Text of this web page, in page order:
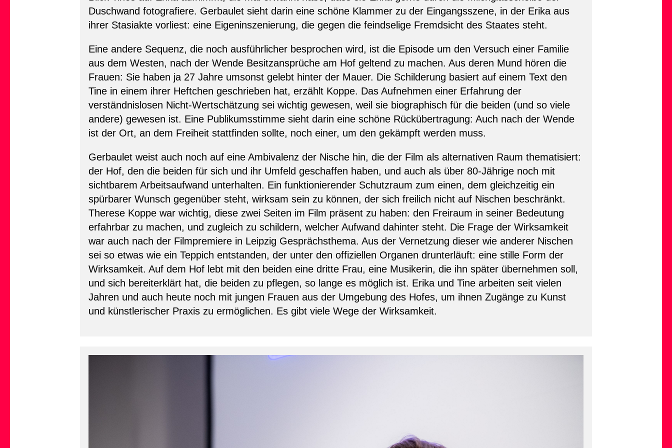
Duschwand fotografiere. Gerbaulet sieht darin eine schöne Klammer zu der Eingangsszene, in der Erika aus
ihrer Stasiakte vorliest: eine Eigeninszenierung, die gegen die feindselige Fremdsicht des Staates steht.
Eine andere Sequenz, die noch ausführlicher besprochen wird, ist die Episode um den Versuch einer Familie
aus dem Westen, nach der Wende Besitzansprüche am Hof geltend zu machen. Aus deren Mund hören die
Frauen: Sie haben ja 27 Jahre umsonst gelebt hinter der Mauer. Die Schilderung basiert auf einem Text den
Tine in einem ihrer Heftchen geschrieben hat, erzählt Koppe. Das Aufnehmen einer Erfahrung der
verständnislosen Nicht-Wertschätzung sei wichtig gewesen, weil sie biographisch für die beiden (und so viele
andere) gewesen ist. Eine Publikumsstimme sieht darin eine schöne Rückübertragung: Auch nach der Wende
ist der Ort, an dem Freiheit stattfinden sollte, noch einer, um den gekämpft werden muss.
Gerbaulet weist auch noch auf eine Ambivalenz der Nische hin, die der Film als alternativen Raum thematisiert:
der Hof, den die beiden für sich und ihr Umfeld geschaffen haben, und auch als über 80-Jährige noch mit
sichtbarem Arbeitsaufwand unterhalten. Ein funktionierender Schutzraum zum einen, dem gleichzeitig ein
spürbarer Wunsch gegenüber steht, wirksam sein zu können, der sich freilich nicht auf Nischen beschränkt.
Therese Koppe war wichtig, diese zwei Seiten im Film präsent zu haben: den Freiraum in seiner Bedeutung
erfahrbar zu machen, und zugleich zu schildern, welcher Aufwand dahinter steht. Die Frage der Wirksamkeit
war auch nach der Filmpremiere in Leipzig Gesprächsthema. Aus der Vernetzung dieser wie anderer Nischen
sei so etwas wie ein Teppich entstanden, der unter den offiziellen Organen drunterläuft: eine stille Form der
Wirksamkeit. Auf dem Hof lebt mit den beiden eine dritte Frau, eine Musikerin, die ihn später übernehmen soll,
und sich bereiterklärt hat, die beiden zu pflegen, so lange es möglich ist. Erika und Tine arbeiten seit vielen
Jahren und auch heute noch mit jungen Frauen aus der Umgebung des Hofes, um ihnen Zugänge zu Kunst
und künstlerischer Praxis zu ermöglichen. Es gibt viele Wege der Wirksamkeit.